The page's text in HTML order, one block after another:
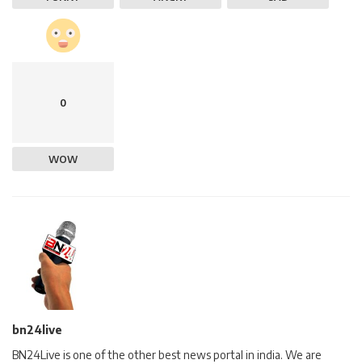
0
WOW
bn24live
BN24Live is one of the other best news portal in india. We are